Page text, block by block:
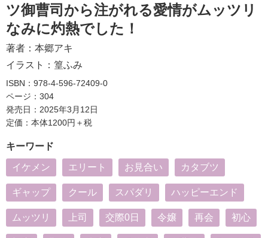
ツ御曹司から注がれる愛情がムッツリ
なみに灼熱でした！
著者： 本郷アキ
イラスト： 篁ふみ
ISBN：978-4-596-72409-0
ページ：304
発売日：2025年3月12日
定価：本体1200円＋税
キーワード
イケメン エリート お見合い カタブツ
ギャップ クール スパダリ ハッピーエンド
ムッツリ 上司 交際0日 令嬢 再会 初心